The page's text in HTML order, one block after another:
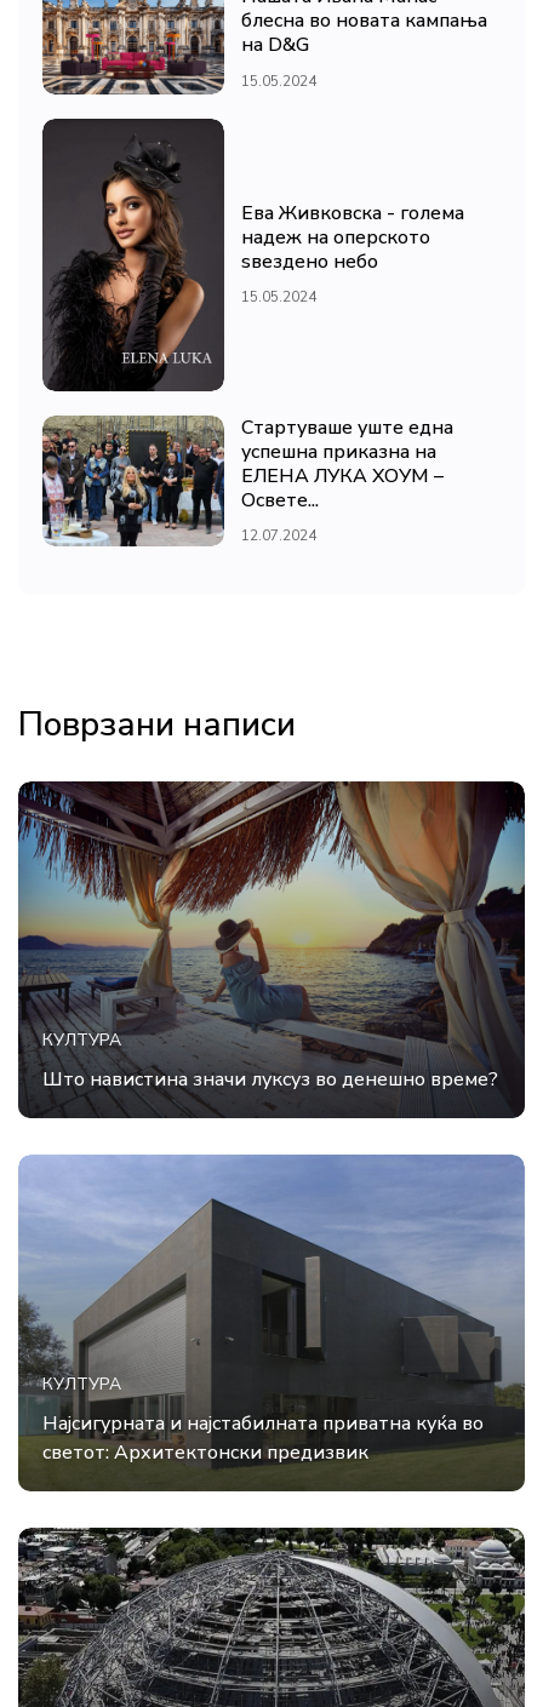
блесна во новата кампања
на D&G
15.05.2024
Ева Живковска - голема
надеж на оперското
ѕвездено небо
15.05.2024
Стартуваше уште една
успешна приказна на
ЕЛЕНА ЛУКА ХОУМ –
Освете...
12.07.2024
Поврзани написи
КУЛТУРА
Што навистина значи луксуз во денешно време?
КУЛТУРА
Најсигурната и најстабилната приватна куќа во
светот: Архитектонски предизвик